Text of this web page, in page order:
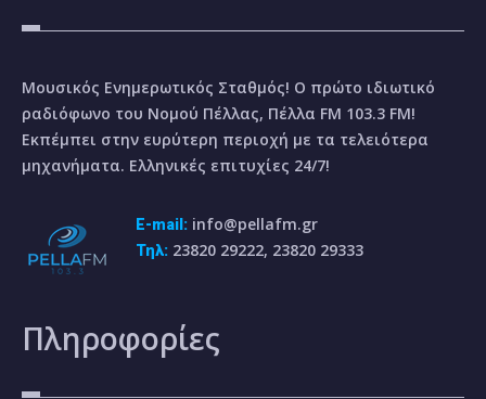
Μουσικός Ενημερωτικός Σταθμός! Ο πρώτο ιδιωτικό
ραδιόφωνο του Νομού Πέλλας, Πέλλα FM 103.3 FM!
Εκπέμπει στην ευρύτερη περιοχή με τα τελειότερα
μηχανήματα. Ελληνικές επιτυχίες 24/7!
E-mail: info@pellafm.gr
Τηλ: 23820 29222, 23820 29333
Πληροφορίες